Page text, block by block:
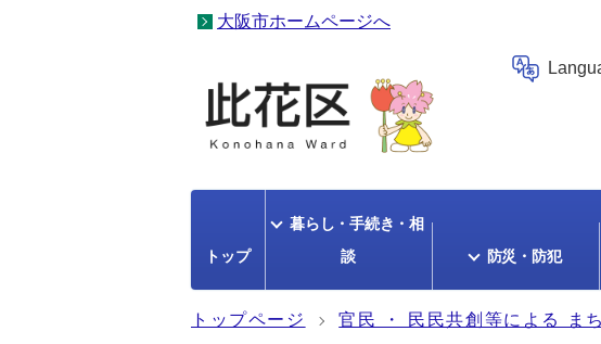
大阪市ホームページへ
トップ
暮らし・手続き・相
談
防災・防犯
トップページ 官民 ・ 民民共創等による ま